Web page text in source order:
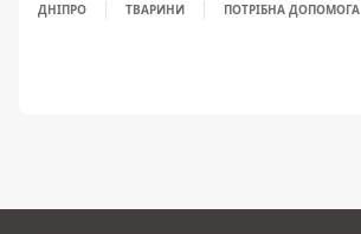
ДНІПРО ТВАРИНИ ПОТРІБНА ДОПОМОГА